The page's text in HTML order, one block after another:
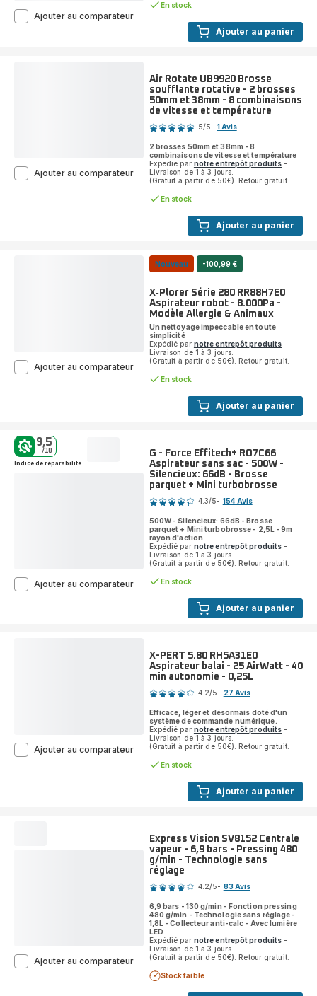
Ajouter au panier
En stock
Ajouter au comparateurSilence
500W
Ultra
59dB
Brosse
parquet
Ajouter au panier
Air Rotate UB9920 Brosse
soufflante rotative - 2 brosses
50mm et 38mm - 8 combinaisons
de vitesse et température
Note
5
étoiles
(moyenne)
5/5- 1 Avis
2 brosses 50mm et 38mm - 8
combinaisons de vitesse et température
Expédié par notre entrepôt produits -
Livraison de 1 à 3 jours.
(Gratuit à partir de 50€). Retour gratuit.
En stock
Ajouter au comparateurAir
Rotate
UB9920
brosses
50mm
38mm
combinaisons
vitesse
et
température
Ajouter au panier
Nouveau -100,99 €
X‑Plorer Série 280 RR88H7E0
Aspirateur robot - 8.000Pa -
Modèle Allergie & Animaux
Un nettoyage impeccable en toute
simplicité
Expédié par notre entrepôt produits -
Livraison de 1 à 3 jours.
(Gratuit à partir de 50€). Retour gratuit.
En stock
Ajouter au comparateurX‑Plorer
Série
Modèle
Allergie
Animaux
Ajouter au panier
G - Force Effitech+ RO7C66
Aspirateur sans sac - 500W -
Silencieux: 66dB - Brosse
parquet + Mini turbobrosse
Note
4.3/5- 154 Avis
500W - Silencieux: 66dB - Brosse
parquet + Mini turbobrosse - 2,5L - 9m
rayon d'action
Expédié par notre entrepôt produits -
Livraison de 1 à 3 jours.
(Gratuit à partir de 50€). Retour gratuit.
En stock
9,5
/10
Indice de réparabilité
Ajouter au comparateurG
sans
Silencieux:
66dB
Brosse
parquet
Ajouter au panier
X-PERT 5.80 RH5A31E0
Aspirateur balai - 25 AirWatt - 40
min autonomie - 0,25L
Note
4.2/5- 27 Avis
Efficace, léger et désormais doté d'un
système de commande numérique.
Expédié par notre entrepôt produits -
Livraison de 1 à 3 jours.
(Gratuit à partir de 50€). Retour gratuit.
En stock
Ajouter au comparateurX-
AirWatt
autonomie
0,25L
Express Vision SV8152 Centrale
vapeur - 6,9 bars - Pressing 480
g/min - Technologie sans
réglage
Note
4.2/5- 83 Avis
6,9 bars - 130 g/min - Fonction pressing
480 g/min - Technologie sans réglage -
1,8L - Collecteur anti-calc - Avec lumière
LED
Expédié par notre entrepôt produits -
Livraison de 1 à 3 jours.
(Gratuit à partir de 50€). Retour gratuit.
Stock faible
Ajouter au comparateurExpress
Vision
SV8152